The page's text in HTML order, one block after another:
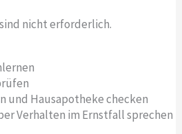
nicht erforderlich.
und Hausapotheke checken
Verhalten im Ernstfall sprechen